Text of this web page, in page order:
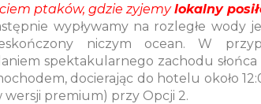
ptaków, gdzie zyjemylokalny
wypływamy na rozległe wody
niczym ocean. W
spektakularnego zachodu słońca
docierając do hotelu około
wersji premium) przy Opcji 2.